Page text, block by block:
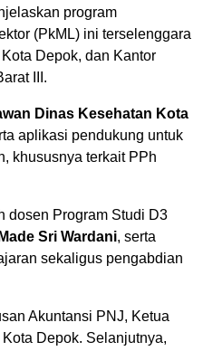
program
(PkML) ini terselenggara
Depok, dan Kantor
III.
Dinas Kesehatan Kota
aplikasi pendukung untuk
khususnya terkait PPh
dosen Program Studi D3
Sri Wardani, serta
sekaligus pengabdian
Akuntansi PNJ, Ketua
Depok. Selanjutnya,